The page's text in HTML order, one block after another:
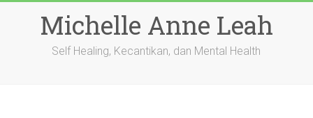
Michelle Anne Leah
Self Healing, Kecantikan, dan Mental Health